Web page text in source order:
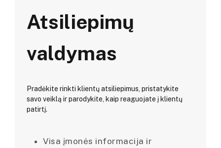
Atsiliepimų
valdymas
Pradėkite rinkti klientų atsiliepimus, pristatykite
savo veiklą ir parodykite, kaip reaguojate į klientų
patirtį.
Visa įmonės informacija ir